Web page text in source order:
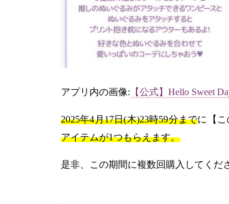
アプリ内の画像: 【公式】Hello Sweet
2025年4月17日(木)23時59分までに【
アイテムが1つもらえます。
是非、この期間に複数回購入してくだ